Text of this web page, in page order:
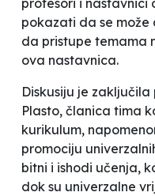
profesori i nastavnici
pokazati da se
da pristupe temama
ova nastavnica.
Diskusiju je
Plasto, članica tima
kurikulum,
promociju
bitni i ishodi učenja,
dok su univerzalne